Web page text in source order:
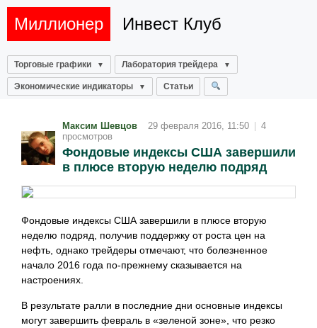
Миллионер Инвест Клуб
Торговые графики Лаборатория трейдера
Экономические индикаторы Статьи
Максим Шевцов 29 февраля 2016, 11:50
4
просмотров
Фондовые индексы США завершили
в плюсе вторую неделю подряд
Фондовые индексы США завершили в плюсе вторую
неделю подряд, получив поддержку от роста цен на
нефть, однако трейдеры отмечают, что болезненное
начало 2016 года по-прежнему сказывается на
настроениях.
В результате ралли в последние дни основные индексы
могут завершить февраль в «зеленой зоне», что резко